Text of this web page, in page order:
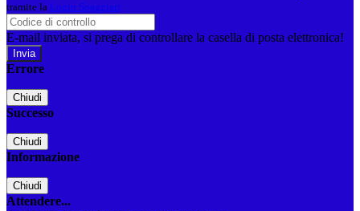
tramite la Login Spaggiari
E-mail inviata, si prega di controllare la casella di posta elettronica!
Errore
Chiudi
Successo
Chiudi
Informazione
Chiudi
Attendere...